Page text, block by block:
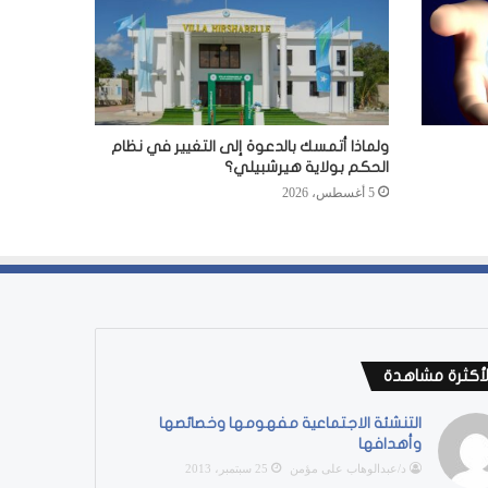
ولماذا أتمسك بالدعوة إلى التغيير في نظام
الحكم بولاية هيرشبيلي؟
5 أغسطس، 2026
مشاهدة
التنشئة الاجتماعية مفهومها وخصائصها
وأهدافها
د/عبدالوهاب على مؤمن 25 سبتمبر، 2013